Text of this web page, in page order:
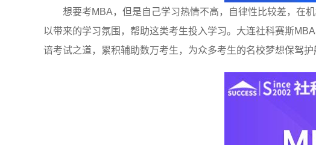
想要考MBA，但是自己学习热情不高，自律性比较差，在
以带来的学习氛围，帮助这类考生投入学习。大连社科赛斯
谙考试之道，累积辅助数万考生，为众多考生的名校梦想保驾护